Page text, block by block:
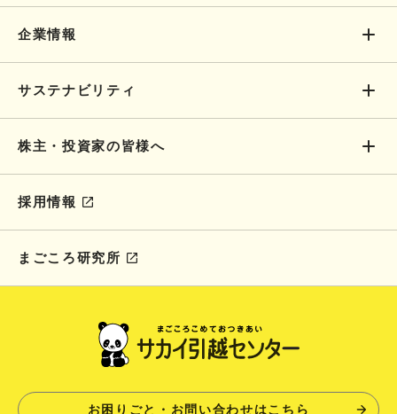
企業情報
サステナビリティ
株主・投資家の皆様へ
採用情報
まごころ研究所
お困りごと・お問い合わせはこちら